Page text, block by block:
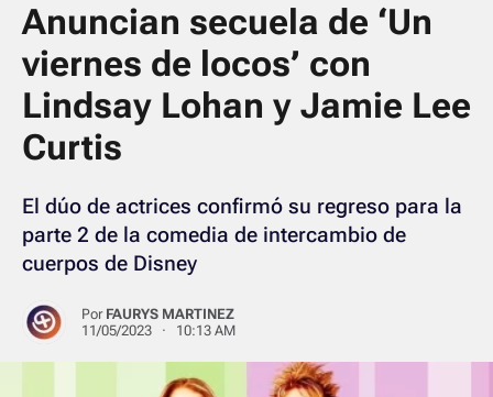
Anuncian secuela de ‘Un
viernes de locos’ con
Lindsay Lohan y Jamie Lee
Curtis
El dúo de actrices confirmó su regreso para la
parte 2 de la comedia de intercambio de
cuerpos de Disney
Por FAURYS MARTINEZ
11/05/2023 · 10:13 AM